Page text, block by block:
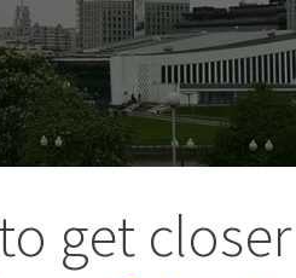
get